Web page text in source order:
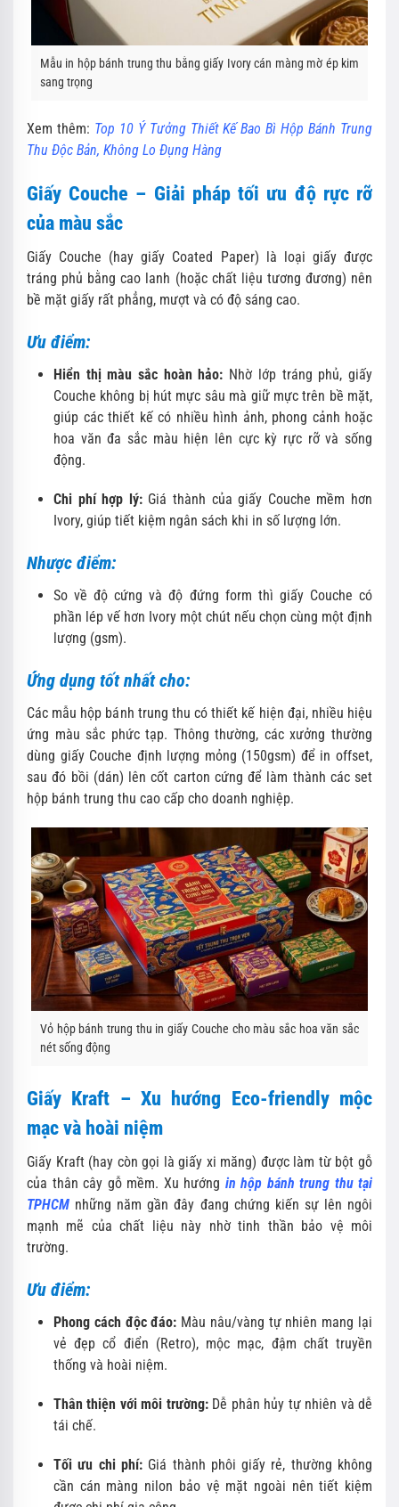
Mẫu in hộp bánh trung thu bằng giấy Ivory cán màng mờ ép kim
sang trọng
Xem thêm: Top 10 Ý Tưởng Thiết Kế Bao Bì Hộp Bánh Trung
Thu Độc Bản, Không Lo Đụng Hàng
Giấy Couche – Giải pháp tối ưu độ rực rỡ
của màu sắc
Giấy Couche (hay giấy Coated Paper) là loại giấy được
tráng phủ bằng cao lanh (hoặc chất liệu tương đương) nên
bề mặt giấy rất phẳng, mượt và có độ sáng cao.
Ưu điểm:
Hiển thị màu sắc hoàn hảo: Nhờ lớp tráng phủ, giấy
Couche không bị hút mực sâu mà giữ mực trên bề mặt,
giúp các thiết kế có nhiều hình ảnh, phong cảnh hoặc
hoa văn đa sắc màu hiện lên cực kỳ rực rỡ và sống
động.
Chi phí hợp lý:Giá thành của giấy Couche mềm hơn
Ivory, giúp tiết kiệm ngân sách khi in số lượng lớn.
Nhược điểm:
So về độ cứng và độ đứng form thì giấy Couche có
phần lép vế hơn Ivory một chút nếu chọn cùng một định
lượng (gsm).
Ứng dụng tốt nhất cho:
Các mẫu hộp bánh trung thu có thiết kế hiện đại, nhiều hiệu
ứng màu sắc phức tạp. Thông thường, các xưởng thường
dùng giấy Couche định lượng mỏng (150gsm) để in offset,
sau đó bồi (dán) lên cốt carton cứng để làm thành các set
hộp bánh trung thu cao cấp cho doanh nghiệp.
Vỏ hộp bánh trung thu in giấy Couche cho màu sắc hoa văn sắc
nét sống động
Giấy Kraft – Xu hướng Eco-friendly mộc
mạc và hoài niệm
Giấy Kraft (hay còn gọi là giấy xi măng) được làm từ bột gỗ
của thân cây gỗ mềm. Xu hướng in hộp bánh trung thu tại
TPHCM những năm gần đây đang chứng kiến sự lên ngôi
mạnh mẽ của chất liệu này nhờ tinh thần bảo vệ môi
trường.
Ưu điểm:
Phong cách độc đáo: Màu nâu/vàng tự nhiên mang lại
vẻ đẹp cổ điển (Retro), mộc mạc, đậm chất truyền
thống và hoài niệm.
Thân thiện với môi trường:Dễ phân hủy tự nhiên và dễ
tái chế.
Tối ưu chi phí:Giá thành phôi giấy rẻ, thường không
cần cán màng nilon bảo vệ mặt ngoài nên tiết kiệm